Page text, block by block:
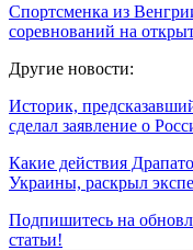
Спортсменка из
соревнований на
Другие новости:
Историк,
сделал заявление о
Какие действия
Украины, раскрыл
Подпишитесь на
статьи!